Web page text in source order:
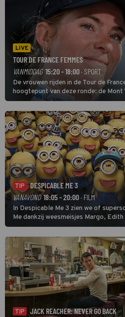
LIVE
TOUR DE FRANCE FEMMES
VANMIDDAG 15:20 - 18:00 · SPORT
De vrouwen rijden in de Tour de
hoogtepunt van deze ronde: de
finishten de vrouwen voor deze
buitencategorie. De aanloop naar de
TIP
DESPICABLE ME 3
VANAVOND 18:05 - 20:00· FILM
In Despicable Me 3 zien we of
Me dankzij weesmeisjes Margo,
het rechte pad maakte, ook op dat
TIP
JACK REACHER: NEVER GO BACK